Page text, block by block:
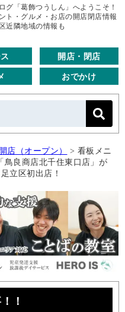
グ「葛飾つうしん」へようこそ！
ト・グルメ・お店の開店閉店情報
近隣地域の情報も
開店・閉店
おでかけ
開店（オープン） > 看板メニ
鳥良商店北千住東口店」が
立区初出店！
！